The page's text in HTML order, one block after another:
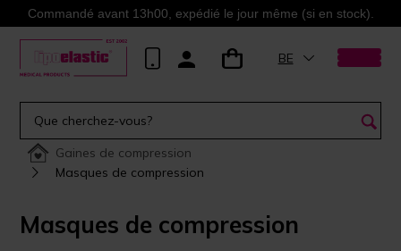
Commandé avant 13h00, expédié le jour même (si en stock).
BE
Gaines de compression
Masques de compression
Masques de compression